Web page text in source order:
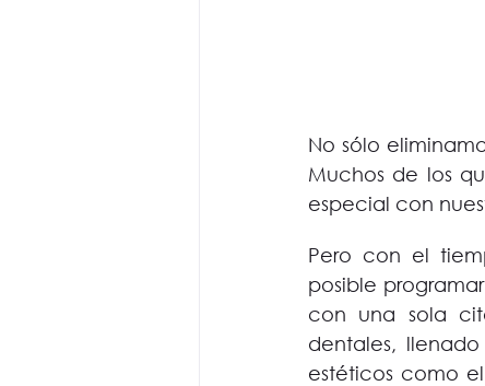
No sólo
Muchos de los
especial con
Pero con el
posible
con una sola
dentales,
estéticos como